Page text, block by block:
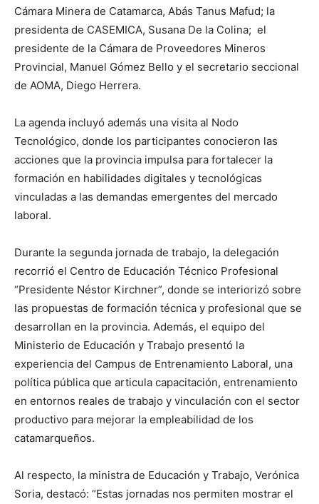
Cámara Minera de Catamarca, Abás Tanus Mafud; la
presidenta de CASEMICA, Susana De la Colina; el
presidente de la Cámara de Proveedores Mineros
Provincial, Manuel Gómez Bello y el secretario seccional
de AOMA, Diego Herrera.
La agenda incluyó además una visita al Nodo
Tecnológico, donde los participantes conocieron las
acciones que la provincia impulsa para fortalecer la
formación en habilidades digitales y tecnológicas
vinculadas a las demandas emergentes del mercado
laboral.
Durante la segunda jornada de trabajo, la delegación
recorrió el Centro de Educación Técnico Profesional
“Presidente Néstor Kirchner”, donde se interiorizó sobre
las propuestas de formación técnica y profesional que se
desarrollan en la provincia. Además, el equipo del
Ministerio de Educación y Trabajo presentó la
experiencia del Campus de Entrenamiento Laboral, una
política pública que articula capacitación, entrenamiento
en entornos reales de trabajo y vinculación con el sector
productivo para mejorar la empleabilidad de los
catamarqueños.
Al respecto, la ministra de Educación y Trabajo, Verónica
Soria, destacó: “Estas jornadas nos permiten mostrar el